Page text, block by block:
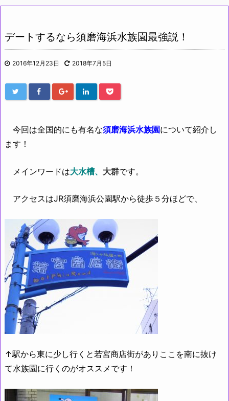
デートするなら須磨海浜水族園最強説！
2016年12月23日 2018年7月5日
今回は全国的にも有名な須磨海浜水族園について紹介し
ます！
メインワードは大水槽、 大群です。
アクセスはJR須磨海浜公園駅から徒歩５分ほどで、
↑駅から東に少し行くと若宮商店街がありここを南に抜け
て水族園に行くのがオススメです！